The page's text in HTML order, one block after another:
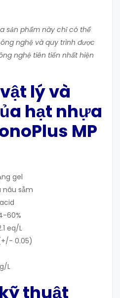
sản phẩm này chỉ có thể
nghệ và quy trình được
nghệ tiên tiến nhất hiện
lý và
hạt nhựa
MP
gel
nâu sẫm
60%
eq/L
0.05)
L
thuật